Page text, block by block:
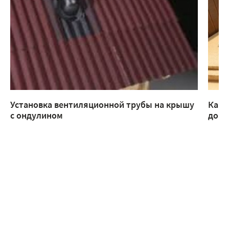
Установка вентиляционной трубы на крышу
с ондулином
Как